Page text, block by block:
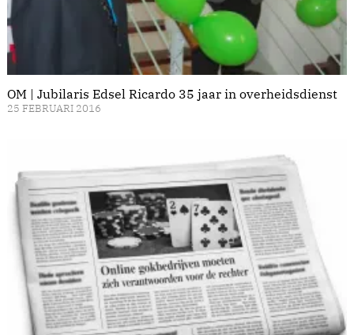
OM | Jubilaris Edsel Ricardo 35 jaar in overheidsdienst
25 FEBRUARI 2016